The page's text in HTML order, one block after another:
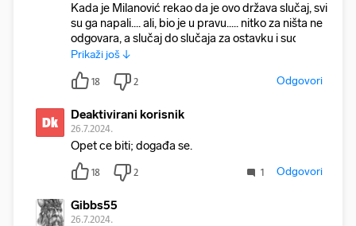
Kada je Milanović rekao da je ovo država slučaj, svi
su ga napali.... ali, bio je u pravu..... nitko za ništa ne
odgovara, a slučaj do slučaja za ostavku i sud.
Prikaži još ↓
18 2 Odgovori
Dk Deaktivirani korisnik
26.7.2024.
Opet ce biti; događa se.
18 2 1 Odgovori
Gibbs55
26.7.2024.